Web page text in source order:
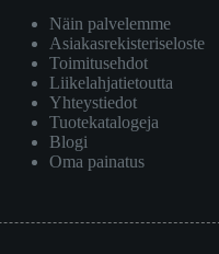
Näin palvelemme
Asiakasrekisteriseloste
Toimitusehdot
Liikelahjatietoutta
Yhteystiedot
Tuotekatalogeja
Blogi
Oma painatus